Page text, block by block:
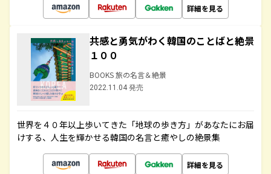
詳細を見る
共感と勇気がわく韓国のことばと絶景
１００
BOOKS 旅の名言＆絶景
2022.11.04 発売
世界を４０年以上歩いてきた「地球の歩き方」があなたにお届
けする、人生を輝かせる韓国の名言と癒やしの絶景集
詳細を見る